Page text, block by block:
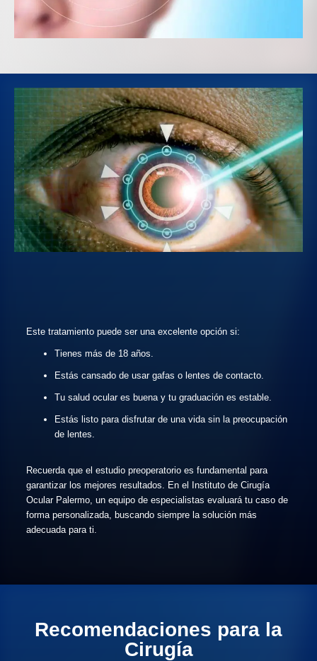
Este tratamiento puede ser una excelente opción si:
Tienes más de 18 años.
Estás cansado de usar gafas o lentes de contacto.
Tu salud ocular es buena y tu graduación es estable.
Estás listo para disfrutar de una vida sin la preocupación
de lentes.
Recuerda que el estudio preoperatorio es fundamental para
garantizar los mejores resultados. En el Instituto de Cirugía
Ocular Palermo, un equipo de especialistas evaluará tu caso de
forma personalizada, buscando siempre la solución más
adecuada para ti.
Recomendaciones para la
Cirugía